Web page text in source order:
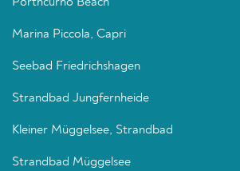
Porthcurno Beach
Marina Piccola, Capri
Seebad Friedrichshagen
Strandbad Jungfernheide
Kleiner Müggelsee, Strandbad
Strandbad Müggelsee